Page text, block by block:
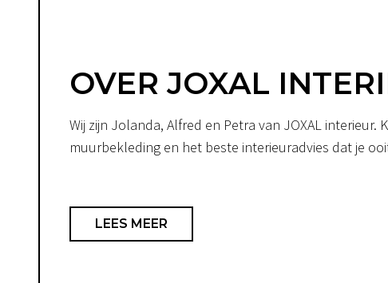
OVER JOXAL
Wij zijn Jolanda, Alfred en Petra van JOXAL
muurbekleding en het beste interieuradvies dat je
LEES MEER